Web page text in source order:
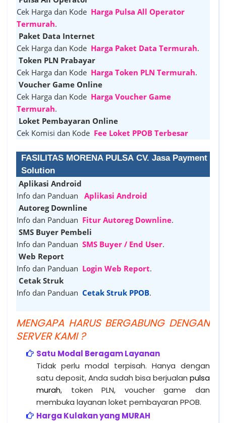
Cek Harga dan Kode Harga Pulsa All Operator
Termurah.
Paket Data Internet
Cek Harga dan Kode Harga Paket Data Termurah.
Token PLN Prabayar
Cek Harga dan Kode Harga Token PLN Termurah.
Voucher Game Online
Cek Harga dan Kode Harga Voucher Game
Termurah.
Loket Pembayaran Online
Cek Komisi dan Kode Fee Loket PPOB Terbesar
FASILITAS MORENA PULSA CV. Jasa Payment
Solution
Aplikasi Android
Info dan Panduan
Aplikasi Android
Autoreg Downline
Info dan Panduan Fitur Autoreg Downline.
SMS Buyer Pembeli
Info dan Panduan SMS Buyer / End User.
Web Report
Info dan Panduan Login Web Report.
Cetak Struk
Info dan Panduan Cetak Struk PPOB.
MENGAPA HARUS BERGABUNG DENGAN
SERVER KAMI ?
Satu Modal Beragam Layanan
Tidak perlu modal terpisah. Hanya dengan
satu deposit, Anda sudah bisa berjualan pulsa
murah, token PLN, voucher game dan
membuka layanan loket pembayaran PPOB.
Harga Kulakan yang MURAH